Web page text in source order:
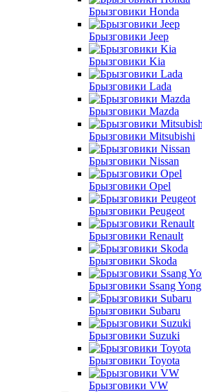
Брызговики Honda
Брызговики Jeep
Брызговики Kia
Брызговики Lada
Брызговики Mazda
Брызговики Mitsubishi
Брызговики Nissan
Брызговики Opel
Брызговики Peugeot
Брызговики Renault
Брызговики Skoda
Брызговики Ssang Yong
Брызговики Subaru
Брызговики Suzuki
Брызговики Toyota
Брызговики VW